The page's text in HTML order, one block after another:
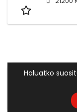
Haluatko